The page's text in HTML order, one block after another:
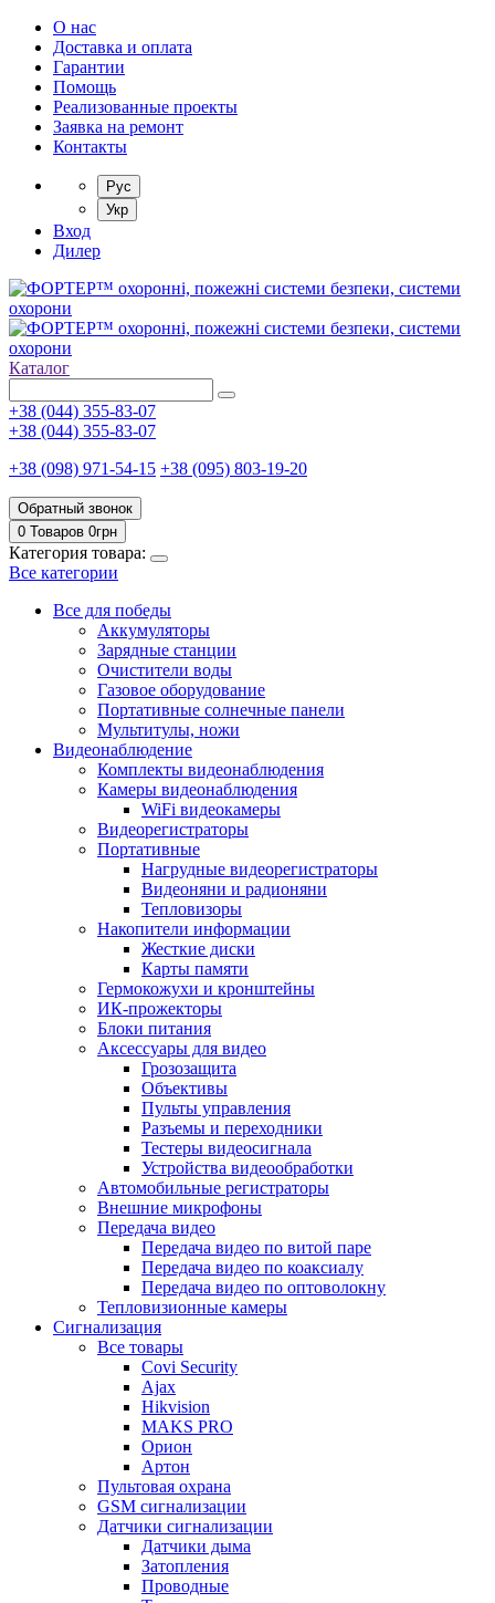
О нас
Доставка и оплата
Гарантии
Помощь
Реализованные проекты
Заявка на ремонт
Контакты
Рус
Укр
Вход
Дилер
Каталог
+38 (044) 355-83-07
+38 (044) 355-83-07
+38 (098) 971-54-15 +38 (095) 803-19-20
Обратный звонок
0 Товаров 0грн
Категория товара:
Все категории
Все для победы
Аккумуляторы
Зарядные станции
Очистители воды
Газовое оборудование
Портативные солнечные панели
Мультитулы, ножи
Видеонаблюдение
Комплекты видеонаблюдения
Камеры видеонаблюдения
WiFi видеокамеры
Видеорегистраторы
Портативные
Нагрудные видеорегистраторы
Видеоняни и радионяни
Тепловизоры
Накопители информации
Жесткие диски
Карты памяти
Гермокожухи и кронштейны
ИК-прожекторы
Блоки питания
Аксессуары для видео
Грозозащита
Объективы
Пульты управления
Разъемы и переходники
Тестеры видеосигнала
Устройства видеообработки
Автомобильные регистраторы
Внешние микрофоны
Передача видео
Передача видео по витой паре
Передача видео по коаксиалу
Передача видео по оптоволокну
Тепловизионные камеры
Сигнализация
Все товары
Covi Security
Ajax
Hikvision
MAKS PRO
Орион
Артон
Пультовая охрана
GSM сигнализации
Датчики сигнализации
Датчики дыма
Затопления
Проводные